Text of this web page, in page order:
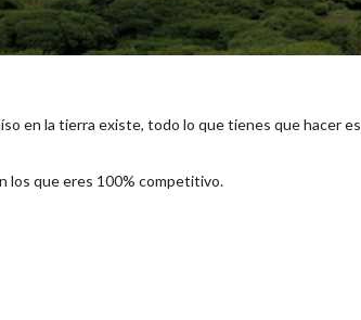
en la tierra existe, todo lo que tienes que hacer es
los que eres 100% competitivo.